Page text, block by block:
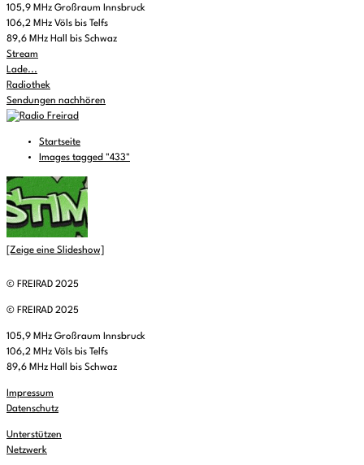
105,9 MHz Großraum Innsbruck
106,2 MHz Völs bis Telfs
89,6 MHz Hall bis Schwaz
Stream
Lade...
Radiothek
Sendungen nachhören
Startseite
Images tagged "433"
[Zeige eine Slideshow]
© FREIRAD 2025
© FREIRAD 2025
105,9 MHz Großraum Innsbruck
106,2 MHz Völs bis Telfs
89,6 MHz Hall bis Schwaz
Impressum
Datenschutz
Unterstützen
Netzwerk